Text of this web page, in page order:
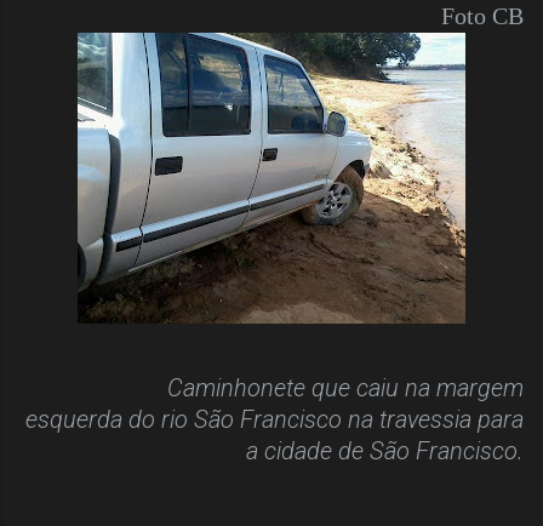
Foto CB
Caminhonete que caiu na margem
esquerda do rio São Francisco na travessia para
a cidade de São Francisco.